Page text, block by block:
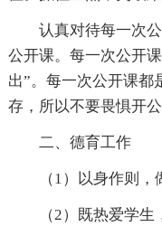
认真对待每一次
公开课。每一次公开
出”。每一次公开课都
存，所以不要畏惧开公
二、德育工作
（1）以身作则，
（2）既热爱学生